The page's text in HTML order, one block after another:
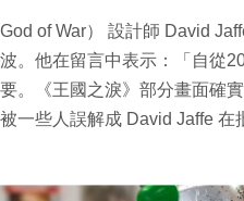
1
%of War） 設計師 David
。他在留言中表示：「自從
。《王國之淚》部分畫面確
一些人誤解成 David Jaffe